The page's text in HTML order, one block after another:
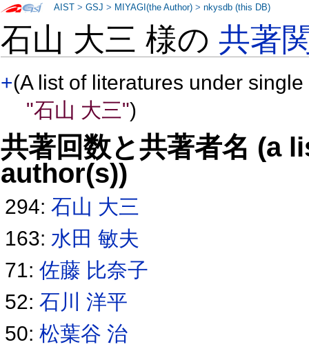
石山 大三 様の共著
+(A list of literatures under
"石山 大三")
共著回数と共著者名 (a
author(s))
294:石山 大三
163: 水田 敏夫
71:佐藤 比奈子
52:石川 洋平
50:松葉谷 治
AIST >GSJ > MIYAGI(the Author) >nkysdb (this DB)